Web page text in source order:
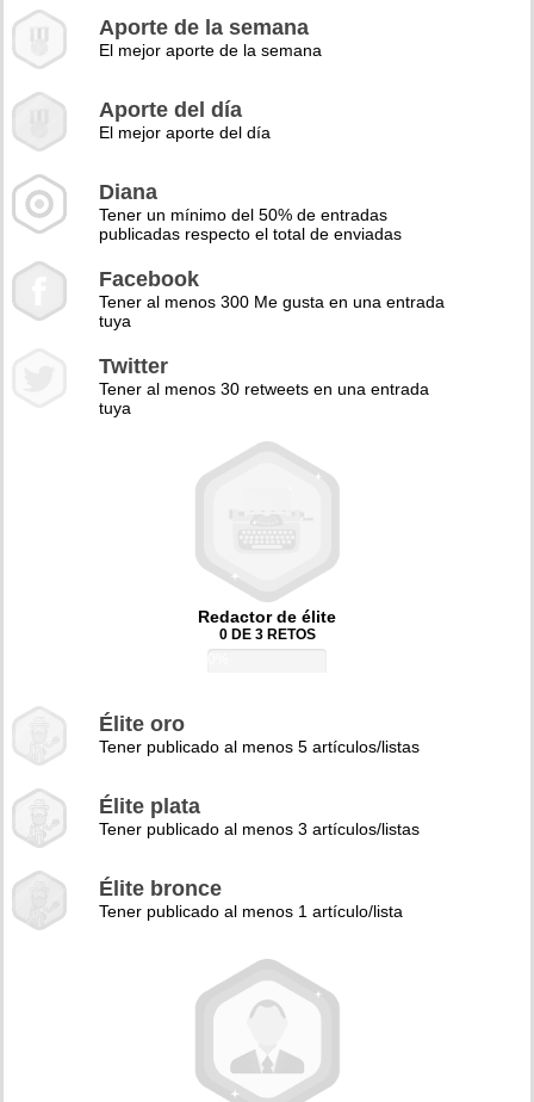
Aporte de la semana
El mejor aporte de la semana
Aporte del día
El mejor aporte del día
Diana
Tener un mínimo del 50% de entradas
publicadas respecto el total de enviadas
Facebook
Tener al menos 300 Me gusta en una entrada
tuya
Twitter
Tener al menos 30 retweets en una entrada
tuya
Redactor de élite
0 DE 3 RETOS
Élite oro
Tener publicado al menos 5 artículos/listas
Élite plata
Tener publicado al menos 3 artículos/listas
Élite bronce
Tener publicado al menos 1 artículo/lista